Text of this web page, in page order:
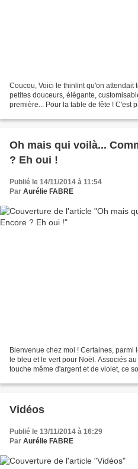
Coucou, Voici le thinlint qu'on attendait
petites douceurs, élégante,
première... Pour la table de fête ! C'est
Oh mais qui voilà...
? Eh oui !
Publié le 14/11/2014 à 11:54
Par Aurélie FABRE
Bienvenue chez moi ! Certaines,
le bleu et le vert pour Noël. Associés
touche même d'argent et de violet, ce
Vidéos
Publié le 13/11/2014 à 16:29
Par Aurélie FABRE